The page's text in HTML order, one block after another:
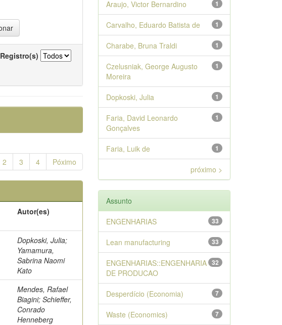
Registro(s)
2 3 4 Póximo
Autor(es)
Dopkoski, Julia;
Yamamura,
Sabrina Naomi
Kato
Mendes, Rafael
Biagini; Schieffer,
Conrado
Henneberg
1
Araujo, Victor Bernardino
1
Carvalho, Eduardo Batista de
1
Charabe, Bruna Traldi
1
Czelusniak, George Augusto
Moreira
1
Dopkoski, Julia
1
Faria, David Leonardo
Gonçalves
1
Faria, Luik de
próximo >
Assunto
33
ENGENHARIAS
33
Lean manufacturing
32
ENGENHARIAS::ENGENHARIA
DE PRODUCAO
7
Desperdício (Economia)
7
Waste (Economics)